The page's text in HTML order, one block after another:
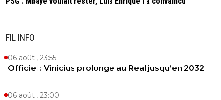
FIL INFO
06 août , 23:55
Officiel : Vinicius prolonge au Real jusqu’en 2032
06 août , 23:00